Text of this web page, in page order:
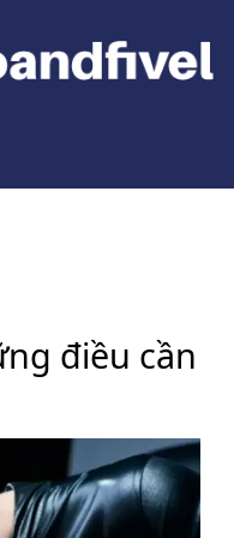
điều cần